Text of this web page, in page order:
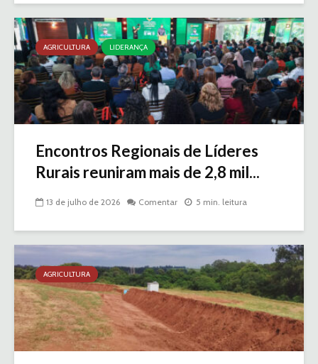
AGRICULTURA LIDERANÇA
Encontros Regionais de Líderes
Rurais reuniram mais de 2,8 mil...
13 de julho de 2026 Comentar 5 min. leitura
AGRICULTURA